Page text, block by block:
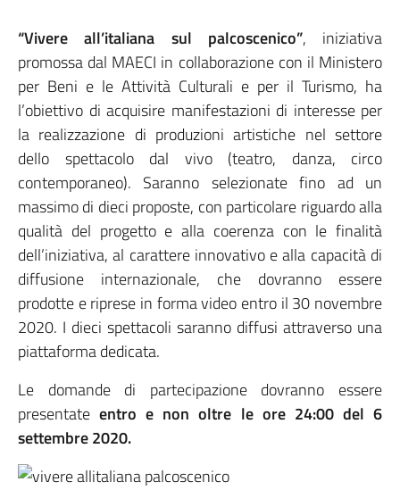
“Vivere all’italiana sul palcoscenico”, iniziativa
promossa dal MAECI in collaborazione con il Ministero
per Beni e le Attività Culturali e per il Turismo, ha
l’obiettivo di acquisire manifestazioni di interesse per
la realizzazione di produzioni artistiche nel settore
dello spettacolo dal vivo (teatro, danza, circo
contemporaneo). Saranno selezionate fino ad un
massimo di dieci proposte, con particolare riguardo alla
qualità del progetto e alla coerenza con le finalità
dell’iniziativa, al carattere innovativo e alla capacità di
diffusione internazionale, che dovranno essere
prodotte e riprese in forma video entro il 30 novembre
2020. I dieci spettacoli saranno diffusi attraverso una
piattaforma dedicata.
Le domande di partecipazione dovranno essere
presentateentro e non oltre le ore 24:00 del 6
settembre 2020.